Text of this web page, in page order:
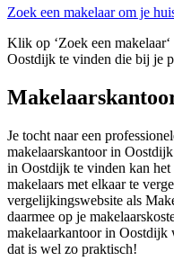
Zoek een makelaar om je
Klik op ‘Zoek een
Oostdijk te vinden die bij je
Je tocht naar een
makelaarskantoor in
in Oostdijk te vinden kan het
makelaars met elkaar te
vergelijkingswebsite als
daarmee op je
makelaarkantoor in Oostdijk
dat is wel zo praktisch!